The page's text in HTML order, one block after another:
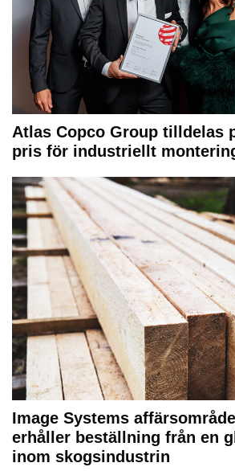
Atlas Copco Group tilldelas
pris för industriellt
Image Systems
erhåller beställning från en
inom skogsindustrin